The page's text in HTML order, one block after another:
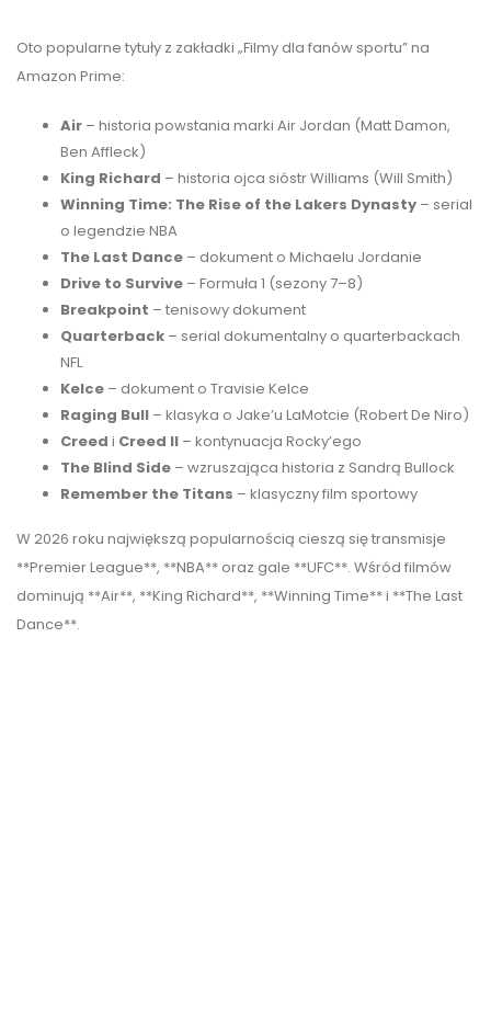
Oto popularne tytuły z zakładki „Filmy dla fanów sportu” na
Amazon Prime:
Air – historia powstania marki Air Jordan (Matt Damon,
Ben Affleck)
King Richard – historia ojca sióstr Williams (Will Smith)
Winning Time: The Rise of the Lakers Dynasty – serial
o legendzie NBA
The Last Dance – dokument o Michaelu Jordanie
Drive to Survive – Formuła 1 (sezony 7–8)
Breakpoint – tenisowy dokument
Quarterback – serial dokumentalny o quarterbackach
NFL
Kelce – dokument o Travisie Kelce
Raging Bull – klasyka o Jake’u LaMotcie (Robert De Niro)
Creed i Creed II – kontynuacja Rocky’ego
The Blind Side – wzruszająca historia z Sandrą Bullock
Remember the Titans – klasyczny film sportowy
W 2026 roku największą popularnością cieszą się transmisje
**Premier League**, **NBA** oraz gale **UFC**. Wśród filmów
dominują **Air**, **King Richard**, **Winning Time** i **The Last
Dance**.